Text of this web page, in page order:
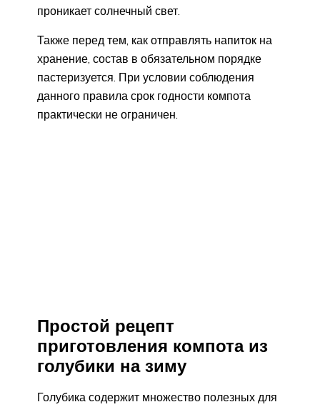
проникает солнечный свет.
Также перед тем, как отправлять напиток на
хранение, состав в обязательном порядке
пастеризуется. При условии соблюдения
данного правила срок годности компота
практически не ограничен.
Простой рецепт
приготовления компота из
голубики на зиму
Голубика содержит множество полезных для